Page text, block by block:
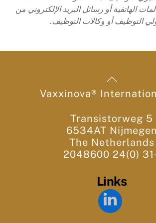
الهاتفية أو رسائل البريد الإلكتروني من
التوظيف أو وكالات التوظيف.
Back
To
Top
Vaxxinova®
Transistorweg 5
6534AT Nijmegen
The Netherlands
+31
Links